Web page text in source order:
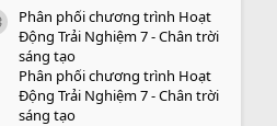
o
icon tài liệu
Phân phối chương trình Hoạt
Động Trải Nghiệm 7 - Chân trời
sáng tạo
Phân phối chương trình Hoạt
Động Trải Nghiệm 7 - Chân trời
sáng tạo